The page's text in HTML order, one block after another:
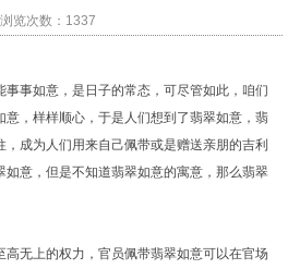
览次数：1337
事如意，是日子的常态，可尽管如此，咱们
，样样顺心，于是人们想到了翡翠如意，翡
成为人们用来自己佩带或是赠送亲朋的吉利
意，但是不知道翡翠如意的寓意，那么翡翠
无上的权力，官员佩带翡翠如意可以在官场